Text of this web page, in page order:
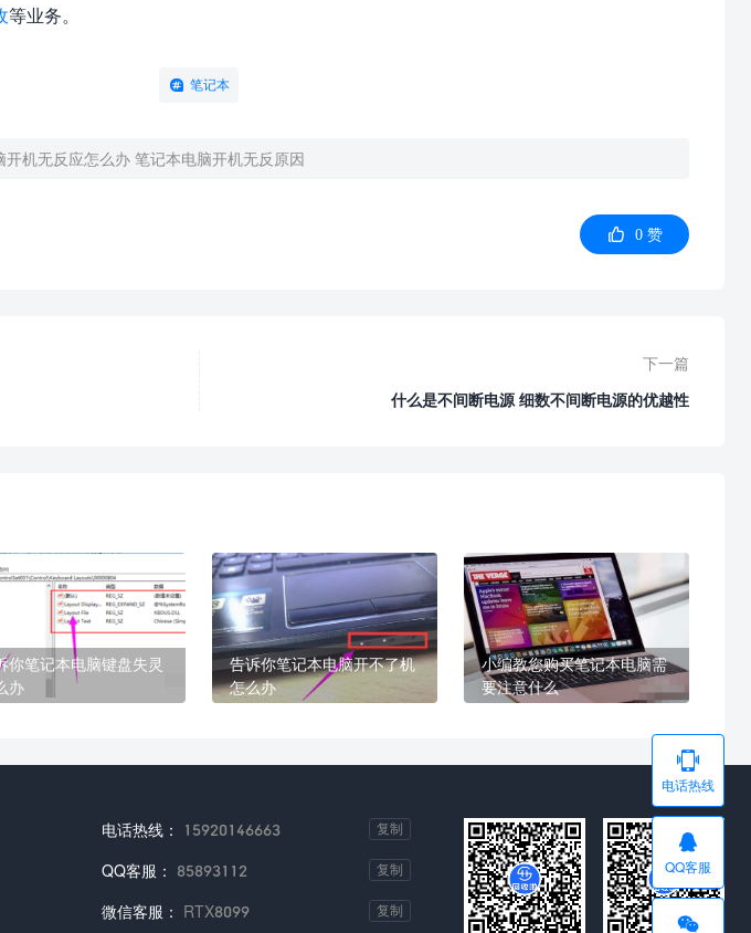
等业务。
笔记本
开机无反应怎么办 笔记本电脑开机无反原因
 0 赞
下一篇
什么是不间断电源 细数不间断电源的优越性
你笔记本电脑键盘失灵
办
告诉你笔记本电脑开不了机
怎么办
小编教您购买笔记本电脑需
要注意什么

电话热线

QQ客服

电话热线： 15920146663 复制
QQ客服： 85893112 复制
微信客服： RTX8099 复制